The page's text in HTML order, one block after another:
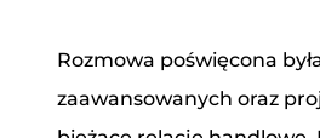
Rozmowa poświęcona
zaawansowanych oraz